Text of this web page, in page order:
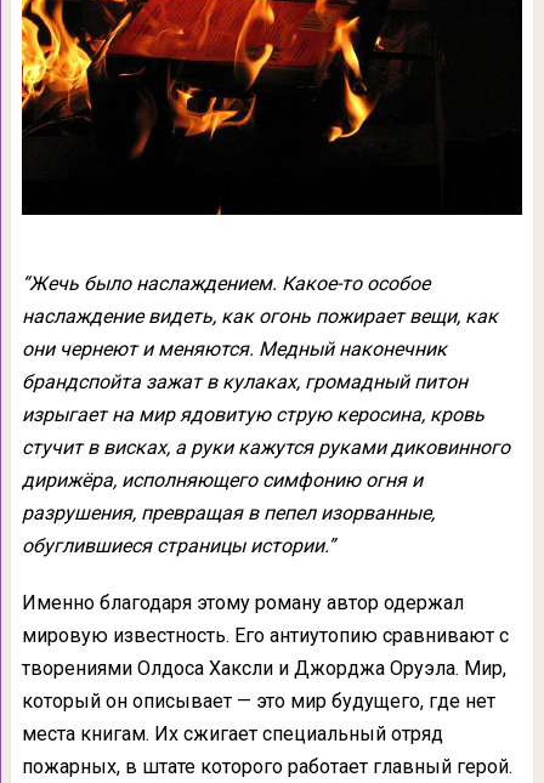
“Жечь было наслаждением. Какое-то особое
наслаждение видеть, как огонь пожирает вещи, как
они чернеют и меняются. Медный наконечник
брандспойта зажат в кулаках, громадный питон
изрыгает на мир ядовитую струю керосина, кровь
стучит в висках, а руки кажутся руками диковинного
дирижёра, исполняющего симфонию огня и
разрушения, превращая в пепел изорванные,
обуглившиеся страницы истории.”
Именно благодаря этому роману автор одержал
мировую известность. Его антиутопию сравнивают с
творениями Олдоса Хаксли и Джорджа Оруэла. Мир,
который он описывает — это мир будущего, где нет
места книгам. Их сжигает специальный отряд
пожарных, в штате которого работает главный герой.